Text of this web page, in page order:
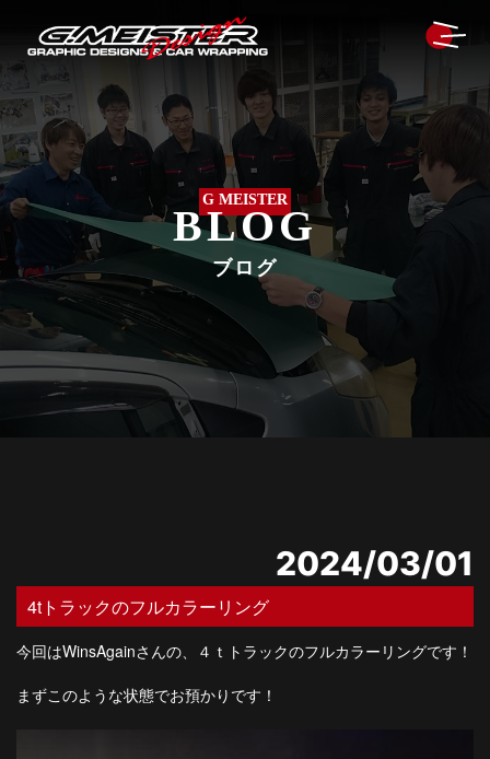
G MEISTER
BLOG
ブログ
2024/03/01
4tトラックのフルカラーリング
今回はWinsAgainさんの、４ｔトラックのフルカラーリングです！
まずこのような状態でお預かりです！